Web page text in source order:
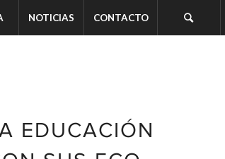
NOTICIAS CONTACTO
EDUCACIÓN